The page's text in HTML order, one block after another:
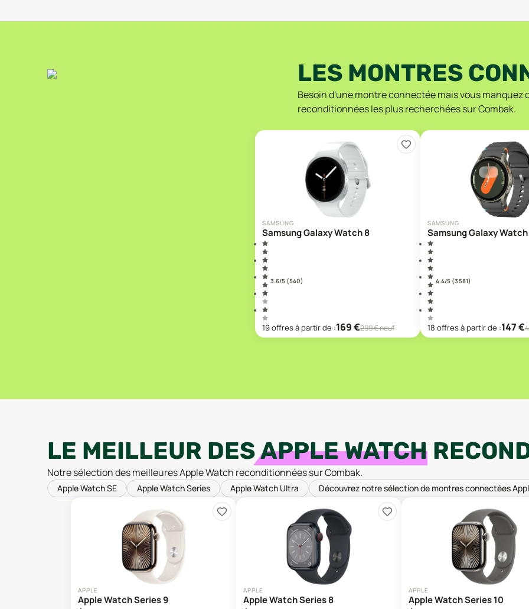
LES MONTRES
Besoin d'une montre connectée mais vous
reconditionnées les plus recherchées sur Combak.
SAMSUNG
Samsung Galaxy Watch 8
3.6/5 (540)
19offresà partir de :169€299€ neuf
SAMSUNG
Samsung Galaxy Watch
4.4/5 (3 581)
18 offresà partir de :147€
LE MEILLEUR DESAPPLE WATCH
Notre sélection des meilleures Apple Watch reconditionnées sur Combak.
Apple Watch SE Apple Watch Series Apple Watch Ultra Découvrez notre sélection de montres connectées
APPLE
Apple Watch Series 9
APPLE
Apple Watch Series 8
APPLE
Apple Watch Series 10